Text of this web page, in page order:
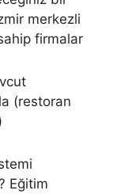
merkezli
firmalar
(restoran
Eğitim